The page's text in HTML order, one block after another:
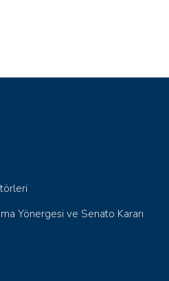
Yönergesi ve Senato Kararı